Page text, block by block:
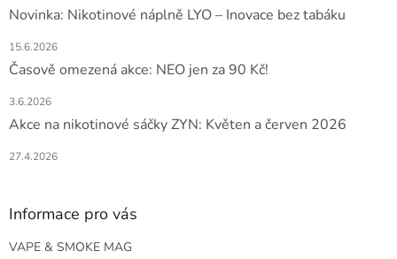
Novinka: Nikotinové náplně LYO – Inovace bez tabáku
15.6.2026
Časově omezená akce: NEO jen za 90 Kč!
3.6.2026
Akce na nikotinové sáčky ZYN: Květen a červen 2026
27.4.2026
Informace pro vás
VAPE & SMOKE MAG